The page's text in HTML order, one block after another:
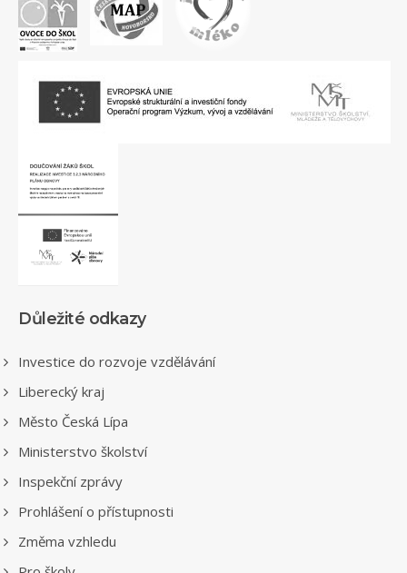
Důležité odkazy
Investice do rozvoje vzdělávání
Liberecký kraj
Město Česká Lípa
Ministerstvo školství
Inspekční zprávy
Prohlášení o přístupnosti
Změma vzhledu